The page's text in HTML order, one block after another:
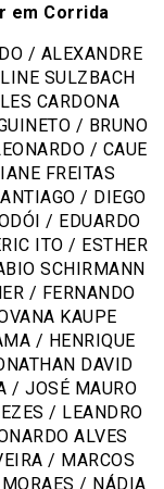
em Corrida
/ ALEXANDRE
SULZBACH
CARDONA
/ BRUNO
/ CAUE
FREITAS
/ DIEGO
/ EDUARDO
ITO / ESTHER
SCHIRMANN
/ FERNANDO
KAUPE
/ HENRIQUE
DAVID
/ JOSÉ MAURO
/ LEANDRO
ALVES
/ MARCOS
/ NÁDIA